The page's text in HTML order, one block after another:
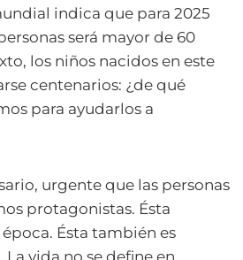
indica que para 2025
será mayor de 60
los niños nacidos en este
centenarios: ¿de qué
para ayudarlos a
urgente que las personas
protagonistas. Ésta
Ésta también es